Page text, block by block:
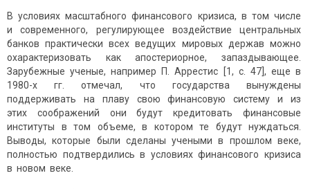
В условиях масштабного финансового кризиса, в том числе
и современного, регулирующее воздействие центральных
банков практически всех ведущих мировых держав можно
охарактеризовать как апостериорное, запаздывающее.
Зарубежные ученые, например П. Аррестис [1, с. 47], еще в
1980-х гг. отмечал, что государства вынуждены
поддерживать на плаву свою финансовую систему и из
этих соображений они будут кредитовать финансовые
институты в том объеме, в котором те будут нуждаться.
Выводы, которые были сделаны учеными в прошлом веке,
полностью подтвердились в условиях финансового кризиса
в новом веке.